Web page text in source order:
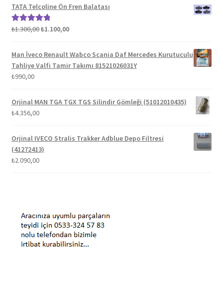
TATA Telcoline Ön Fren Balatası
5 üzerinden
₺1.300,00Orijinal
₺1.300,00.
₺1.100,00Şu
fiyat:
₺1.100,00.
Man İveco Renault Wabco Scania Daf Mercedes Kurutuculu
Tahliye Valfi Tamir Takımı 81521026031Y
₺990,00
Orjinal MAN TGA TGX TGS Silindir Gömleği (51012010435)
₺4.356,00
Orjinal IVECO Stralis Trakker Adblue Depo Filtresi
(41272413)
₺2.090,00